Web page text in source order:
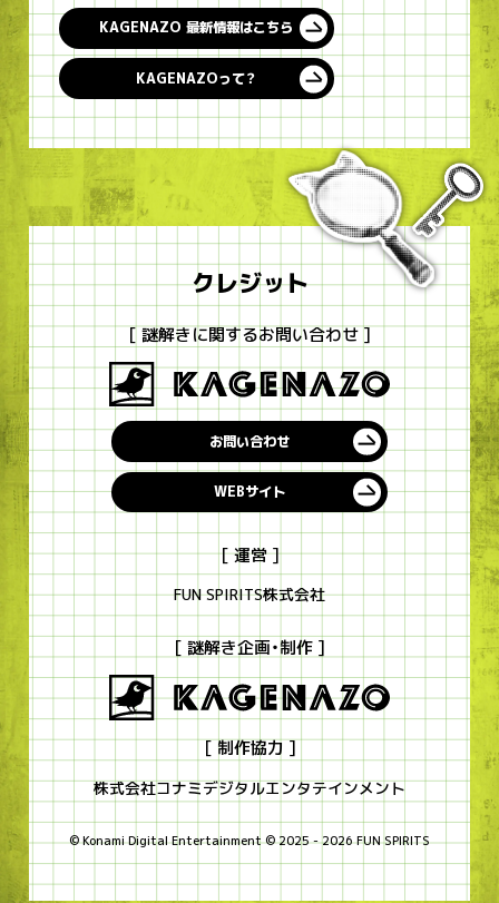
KAGENAZO 最新情報はこちら
KAGENAZOって？
クレジット
[ 謎解きに関するお問い合わせ ]
お問い合わせ
WEBサイト
[ 運営 ]
FUN SPIRITS株式会社
[ 謎解き企画・制作 ]
[ 制作協力 ]
株式会社コナミデジタルエンタテインメント
© Konami Digital Entertainment © 2025 - 2026 FUN SPIRITS